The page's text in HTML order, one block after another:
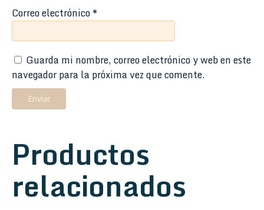
Correo electrónico*
Guarda mi nombre, correo electrónico y web en este
navegador para la próxima vez que comente.
Productos
relacionados